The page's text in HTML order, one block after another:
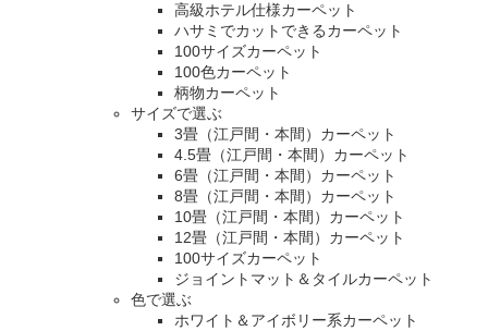
高級ホテル仕様カーペット
ハサミでカットできるカーペット
100サイズカーペット
100色カーペット
柄物カーペット
サイズで選ぶ
3畳（江戸間・本間）カーペット
4.5畳（江戸間・本間）カーペット
6畳（江戸間・本間）カーペット
8畳（江戸間・本間）カーペット
10畳（江戸間・本間）カーペット
12畳（江戸間・本間）カーペット
100サイズカーペット
ジョイントマット＆タイルカーペット
色で選ぶ
ホワイト＆アイボリー系カーペット